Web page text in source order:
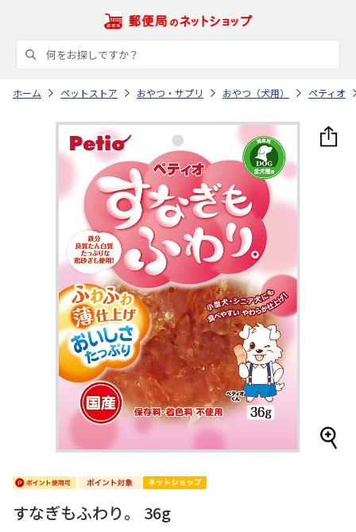
ホーム ペットストア おやつ・サプリ おやつ（犬用） ペティオ
すなぎもふわり。 36g